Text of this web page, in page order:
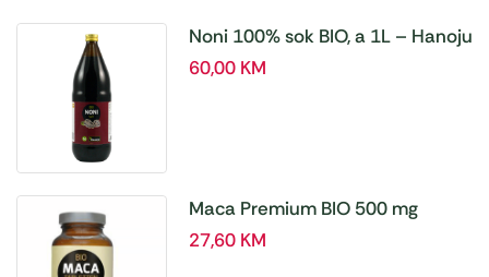
Noni 100% sok BIO, a 1L – Hanoju
60,00 KM
Maca Premium BIO 500 mg
tablete, a180 tbl – Hanoju
27,60 KM